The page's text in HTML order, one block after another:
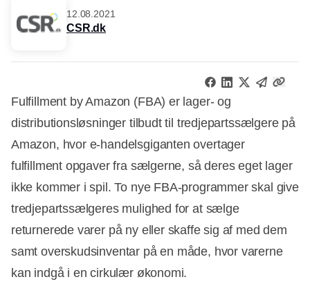
12.08.2021
CSR.dk
Fulfillment by Amazon (FBA) er lager- og
distributionsløsninger tilbudt til tredjepartssælgere på
Amazon, hvor e-handelsgiganten overtager
fulfillment opgaver fra sælgerne, så deres eget lager
ikke kommer i spil. To nye FBA-programmer skal give
tredjepartssælgeres mulighed for at sælge
returnerede varer på ny eller skaffe sig af med dem
samt overskudsinventar på en måde, hvor varerne
kan indgå i en cirkulær økonomi.